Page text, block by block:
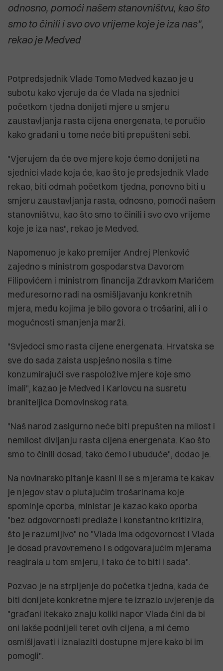
odnosno, pomoći našem stanovništvu, kao što
smo to činili i svo ovo vrijeme koje je iza nas",
rekao je Medved
Potpredsjednik Vlade Tomo Medved kazao je u
subotu kako vjeruje da će Vlada na sjednici
početkom tjedna donijeti mjere u smjeru
zaustavljanja rasta cijena energenata, te poručio
kako građani u tome neće biti prepušteni sebi.
"Vjerujem da će ove mjere koje ćemo donijeti na
sjednici vlade koja će, kao što je predsjednik Vlade
rekao, biti odmah početkom tjedna, ponovno biti u
smjeru zaustavljanja rasta, odnosno, pomoći našem
stanovništvu, kao što smo to činili i svo ovo vrijeme
koje je iza nas", rekao je Medved.
Napomenuo je kako premijer Andrej Plenković
zajedno s ministrom gospodarstva Davorom
Filipovićem i ministrom financija Zdravkom Marićem
međuresorno radi na osmišljavanju konkretnih
mjera, među kojima je bilo govora o trošarini, ali i o
mogućnosti smanjenja marži.
"Svjedoci smo rasta cijene energenata. Hrvatska se
sve do sada zaista uspješno nosila s time
konzumirajući sve raspoložive mjere koje smo
imali", kazao je Medved i Karlovcu na susretu
braniteljica Domovinskog rata.
"Naš narod zasigurno neće biti prepušten na milost i
nemilost divljanju rasta cijena energenata. Kao što
smo to činili dosad, tako ćemo i ubuduće", dodao je.
Na novinarsko pitanje kasni li se s mjerama te kakav
je njegov stav o plutajućim trošarinama koje
spominje oporba, ministar je kazao kako oporba
"bez odgovornosti predlaže i konstantno kritizira,
što je razumljivo" no "Vlada ima odgovornost i Vlada
je dosad pravovremeno i s odgovarajućim mjerama
reagirala u tom smjeru, i tako će to biti i sada".
Pozvao je na strpljenje do početka tjedna, kada će
biti donijete konkretne mjere te izrazio uvjerenje da
"građani itekako znaju koliki napor Vlada čini da bi
oni lakše podnijeli teret ovih cijena, a mi ćemo
osmišljavati i iznalaziti dostupne mjere kako bi im
pomogli".